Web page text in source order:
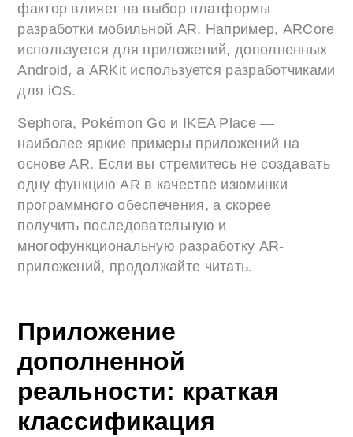
фактор влияет на выбор платформы
разработки мобильной AR. Например, ARCore
используется для приложений, дополненных
Android, а ARKit используется разработчиками
для iOS.
Sephora, Pokémon Go и IKEA Place —
наиболее яркие примеры приложений на
основе AR. Если вы стремитесь не создавать
одну функцию AR в качестве изюминки
программного обеспечения, а скорее
получить последовательную и
многофункциональную разработку AR-
приложений, продолжайте читать.
Приложение
дополненной
реальности: краткая
классификация